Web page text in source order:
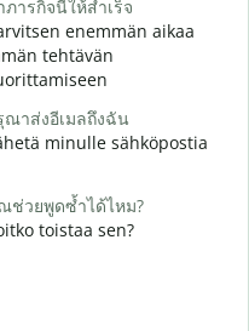
ภารกิจนี้ให้สำเร็จ
enemmän aikaa
tehtävän
ณาส่งอีเมลถึงฉัน
minulle sähköpostia
ช่วยพูดซ้ำได้ไหม?
toistaa sen?